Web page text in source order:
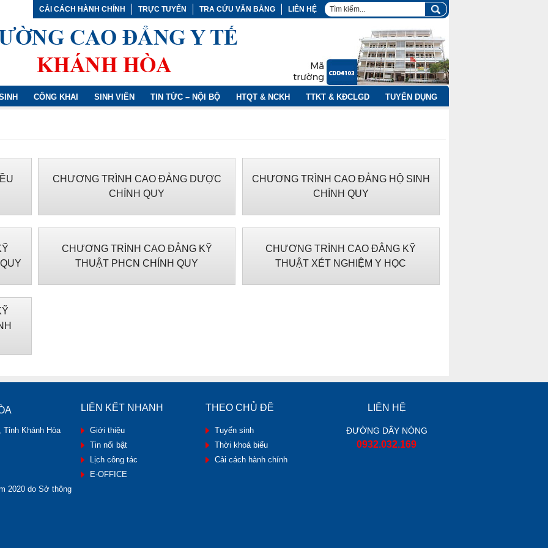
CẢI CÁCH HÀNH CHÍNH TRỰC TUYẾN TRA CỨU VĂN BẰNG LIÊN HỆ
CÔNG KHAI SINH VIÊN TIN TỨC – NỘI BỘ HTQT & NCKH TTKT & KĐCLGD TUYỂN DỤNG
CHƯƠNG TRÌNH CAO ĐẲNG DƯỢC
CHÍNH QUY
CHƯƠNG TRÌNH CAO ĐẲNG HỘ SINH
CHÍNH QUY
CHƯƠNG TRÌNH CAO ĐẲNG KỸ
THUẬT PHCN CHÍNH QUY
CHƯƠNG TRÌNH CAO ĐẲNG KỸ
THUẬT XÉT NGHIỆM Y HỌC
Khánh Hòa
2020 do Sở thông
LIÊN KẾT NHANH
Giới thiệu
Tin nổi bật
Lịch công tác
E-OFFICE
THEO CHỦ ĐỀ
Tuyển sinh
Thời khoá biểu
Cải cách hành chính
LIÊN HỆ
ĐƯỜNG DÂY NÓNG
0932.032.169